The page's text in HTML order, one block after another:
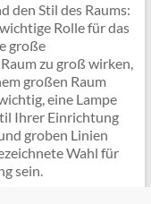
den Stil des Raums:
Rolle für das
große
zu groß wirken,
großen Raum
eine Lampe
Ihrer Einrichtung
groben Linien
Wahl für
sein.